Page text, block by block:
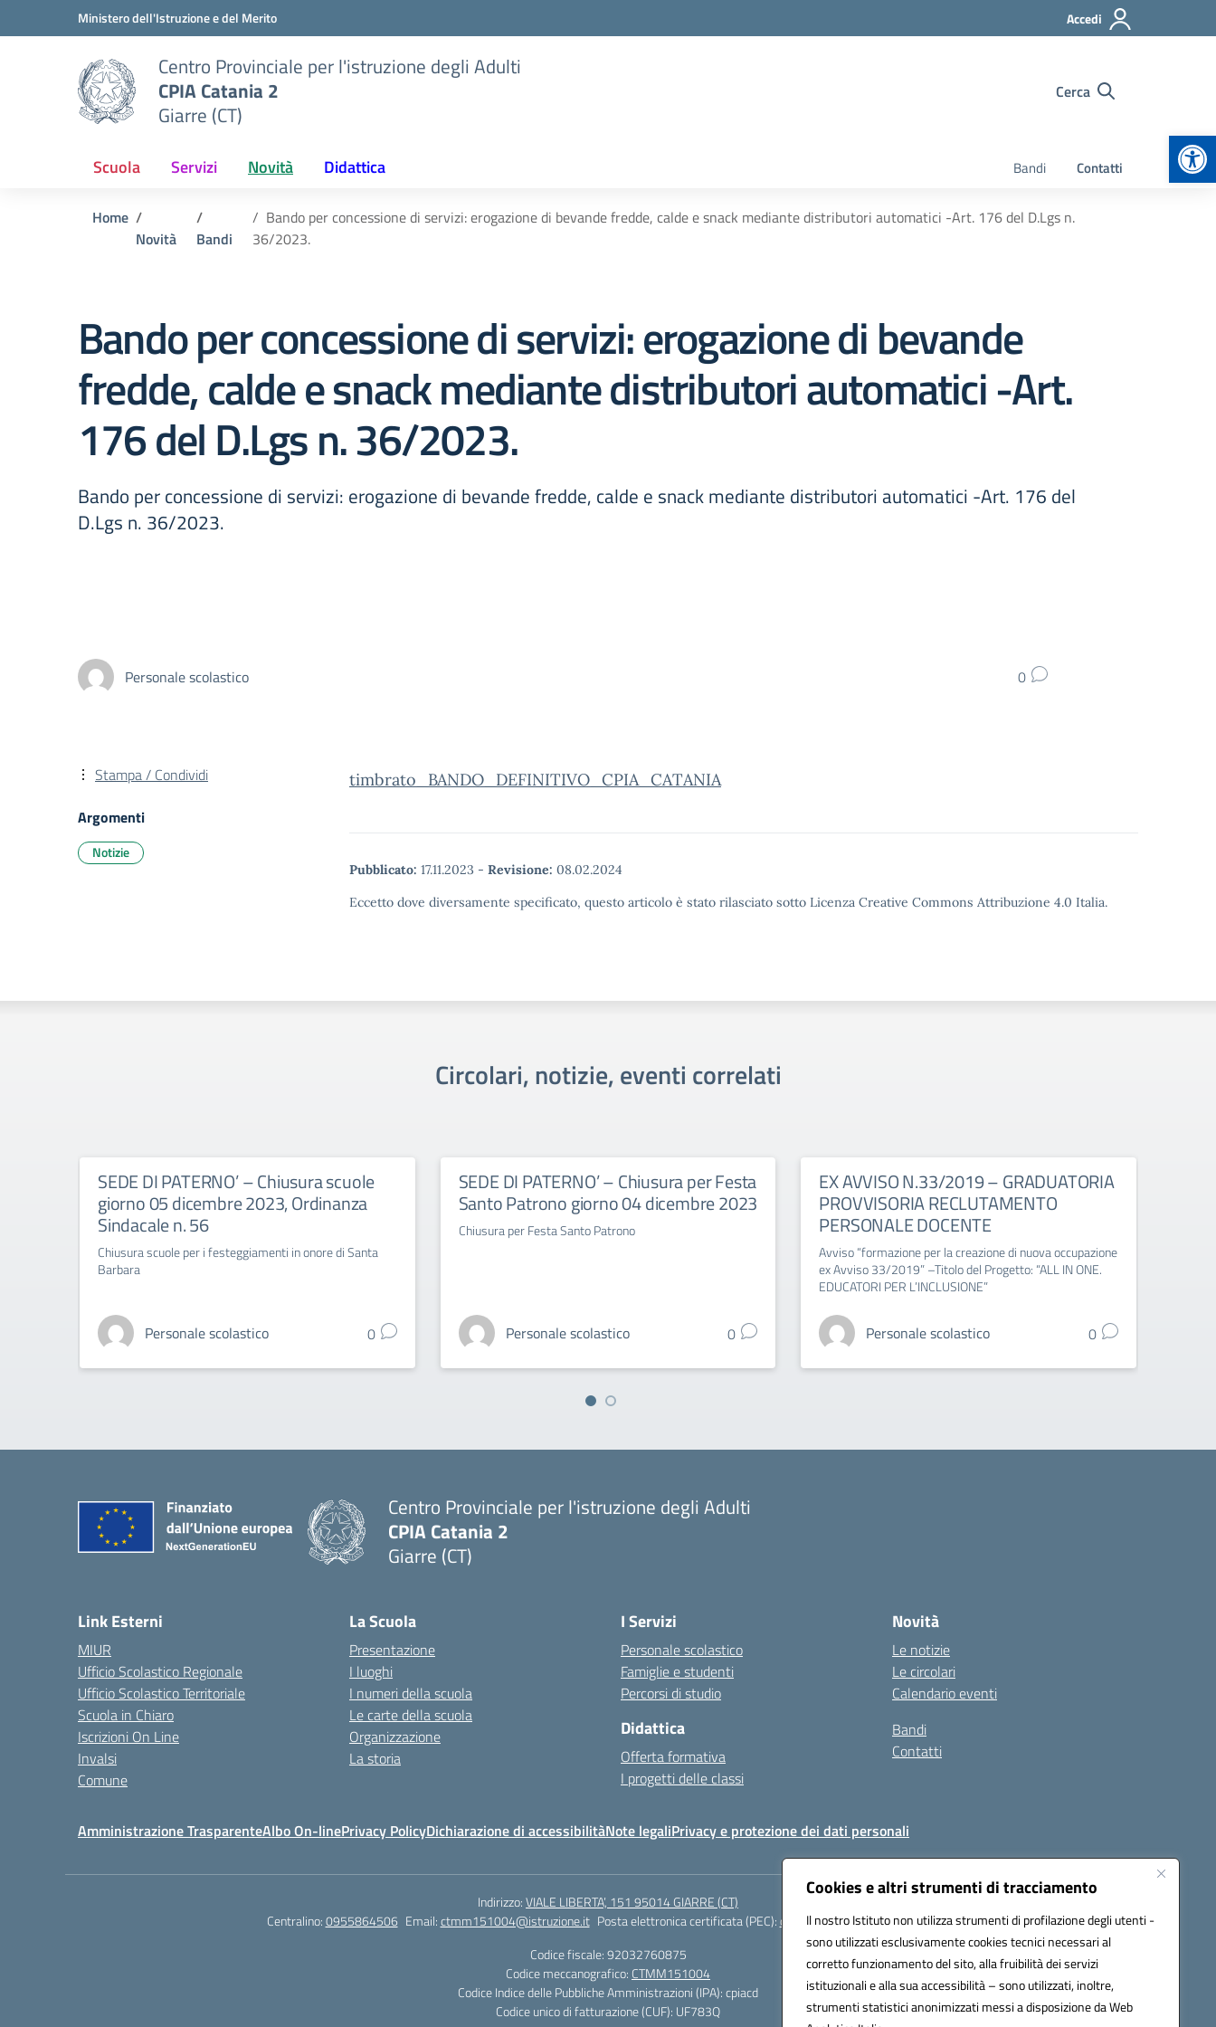
Cookies e altri strumenti di tracciamento
Il nostro Istituto non utilizza strumenti di profilazione degli utenti -
sono utilizzati esclusivamente cookies tecnici necessari al
corretto funzionamento del sito, alla fruibilità dei servizi
istituzionali e alla sua accessibilità – sono utilizzati, inoltre,
strumenti statistici anonimizzati messi a disposizione da Web
Vai ai contenuti
Vai al menu di navigazioneMinistero dell'Istruzione e del Merito Accedi
Centro Provinciale per l'istruzione degli Adulti
CPIA Catania 2
Giarre (CT)
Cerca
Scuola Servizi Novità Didattica Bandi Contatti
Home
Novità
Bandi
Bando per concessione di servizi: erogazione di bevande fredde, calde e snack mediante distributori automatici -Art. 176 del D.Lgs n.
36/2023.
Bando per concessione di servizi: erogazione di bevande
fredde, calde e snack mediante distributori automatici -Art.
176 del D.Lgs n. 36/2023.
Bando per concessione di servizi: erogazione di bevande fredde, calde e snack mediante distributori automatici -Art. 176 del
D.Lgs n. 36/2023.
Personale scolastico 0
timbrato_BANDO_DEFINITIVO_CPIA_CATANIA
Pubblicato: 17.11.2023 - Revisione: 08.02.2024
Eccetto dove diversamente specificato, questo articolo è stato rilasciato sotto Licenza Creative Commons Attribuzione 4.0 Italia.
Stampa / Condividi
Argomenti
Notizie
Circolari, notizie, eventi correlati
SEDE DI PATERNO’ – Chiusura scuole
giorno 05 dicembre 2023, Ordinanza
Sindacale n. 56
Chiusura scuole per i festeggiamenti in onore di Santa
Barbara
Personale scolastico 0
SEDE DI PATERNO’ – Chiusura per Festa
Santo Patrono giorno 04 dicembre 2023
Chiusura per Festa Santo Patrono
Personale scolastico 0
EX AVVISO N.33/2019 – GRADUATORIA
PROVVISORIA RECLUTAMENTO
PERSONALE DOCENTE
Avviso “formazione per la creazione di nuova occupazione
ex Avviso 33/2019” –Titolo del Progetto: “ALL IN ONE.
EDUCATORI PER L’INCLUSIONE”
Personale scolastico 0
Centro Provinciale per l'istruzione degli Adulti
CPIA Catania 2
Giarre (CT)
Link Esterni
MIUR
Ufficio Scolastico Regionale
Ufficio Scolastico Territoriale
Scuola in Chiaro
Iscrizioni On Line
Invalsi
Comune
La Scuola
Presentazione
I luoghi
I numeri della scuola
Le carte della scuola
Organizzazione
La storia
I Servizi
Personale scolastico
Famiglie e studenti
Percorsi di studio
Didattica
Offerta formativa
I progetti delle classi
Novità
Le notizie
Le circolari
Calendario eventi
Bandi
Contatti
Amministrazione TrasparenteAlbo On-linePrivacy PolicyDichiarazione di accessibilitàNote legaliPrivacy e protezione dei dati personali
Indirizzo:VIALE LIBERTA’, 151 95014 GIARRE (CT)
Centralino:0955864506 Email:ctmm151004@istruzione.it Posta elettronica certificata (PEC):ctmm151004@pec.istruzione.it
Codice fiscale: 92032760875
Codice meccanografico: CTMM151004
Codice Indice delle Pubbliche Amministrazioni (IPA): cpiacd
Codice unico di fatturazione (CUF): UF783Q